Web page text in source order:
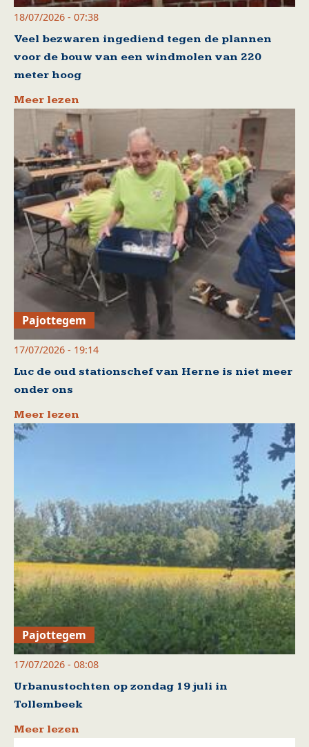
18/07/2026 - 07:38
Veel bezwaren ingediend tegen de plannen
voor de bouw van een windmolen van 220
meter hoog
Meer lezen
Pajottegem
17/07/2026 - 19:14
Luc de oud stationschef van Herne is niet meer
onder ons
Meer lezen
Pajottegem
17/07/2026 - 08:08
Urbanustochten op zondag 19 juli in
Tollembeek
Meer lezen